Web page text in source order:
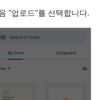
"업로드"를 선택합니다.